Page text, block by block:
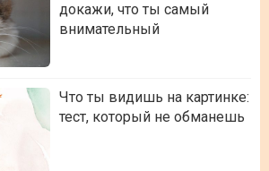
докажи, что ты самый
внимательный
Что ты видишь на картинке:
тест, который не обманешь